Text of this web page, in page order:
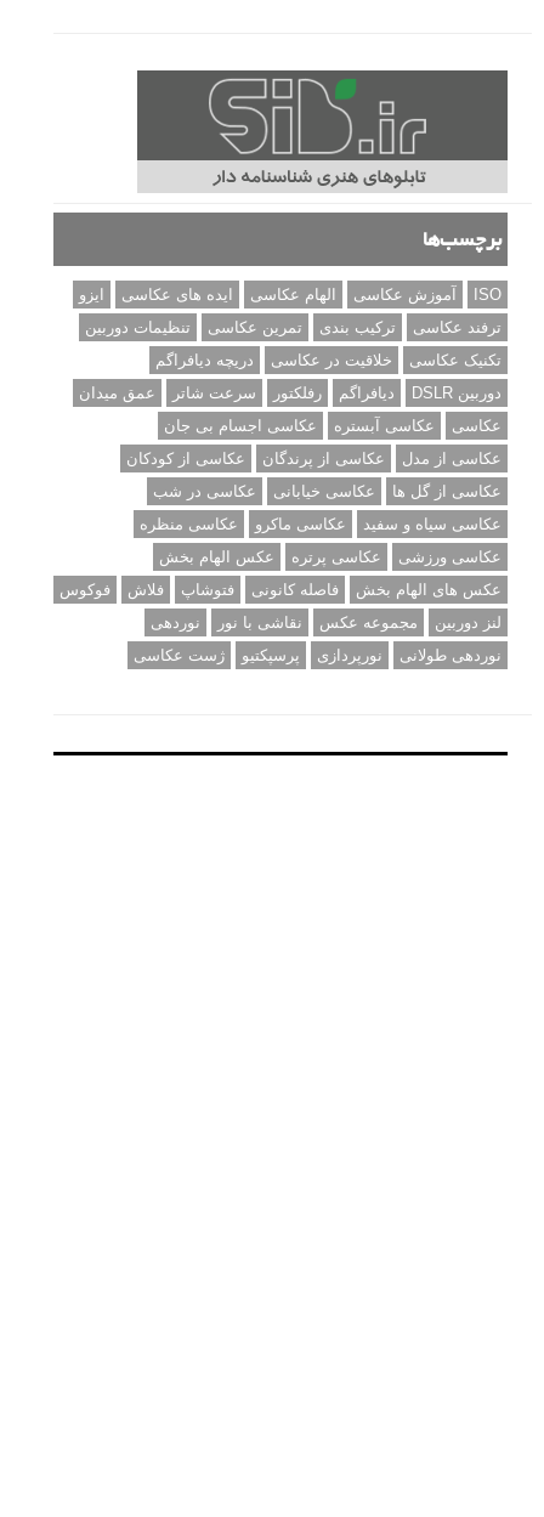
برچسب‌ها
ISO آموزش عکاسی الهام عکاسی ایده های عکاسی
ایزو
ترفند عکاسی
ترکیب بندی تمرین عکاسی
تنظیمات دوربین
تکنیک عکاسی
خلاقیت در عکاسی
دریچه دیافراگم
دوربین DSLR
دیافراگم رفلکتور سرعت شاتر
عمق میدان
عکاسی
عکاسی آبستره
عکاسی اجسام بی جان
عکاسی از مدل
عکاسی از پرندگان
عکاسی از کودکان
عکاسی از گل ها
عکاسی خیابانی
عکاسی در شب
عکاسی سیاه و سفید
عکاسی ماکرو
عکاسی منظره
عکاسی ورزشی
عکاسی پرتره
عکس الهام بخش
عکس های الهام بخش
فاصله کانونی فتوشاپ فلاش
فوکوس
لنز دوربین
مجموعه عکس نقاشی با نور
نوردهی
نوردهی طولانی
نورپردازی پرسپکتیو ژست عکاسی